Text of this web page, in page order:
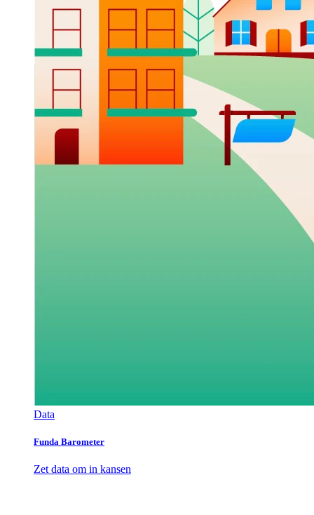
Data
Funda Barometer
Zet data om in kansen